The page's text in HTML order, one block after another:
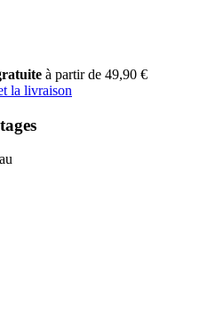
à partir de 49,90 €
la livraison